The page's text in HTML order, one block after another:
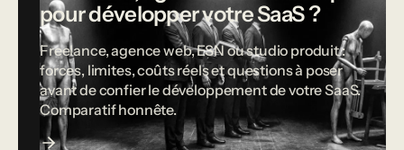
pour développer votre SaaS ?
Freelance, agence web, ESN ou studio produit :
forces, limites, coûts réels et questions à poser
avant de confier le développement de votre SaaS.
Comparatif honnête.